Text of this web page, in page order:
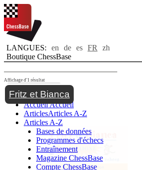
LANGUES: en de es FR
zh
Boutique ChessBase
Toggle navigation
AccueilAccueil
ArticlesArticles A-Z
Articles A-Z
Bases de données
Programmes d'échecs
Entraînement
Magazine ChessBase
Compte ChessBase
Affichage d'1 résultat
Fritz et Bianca